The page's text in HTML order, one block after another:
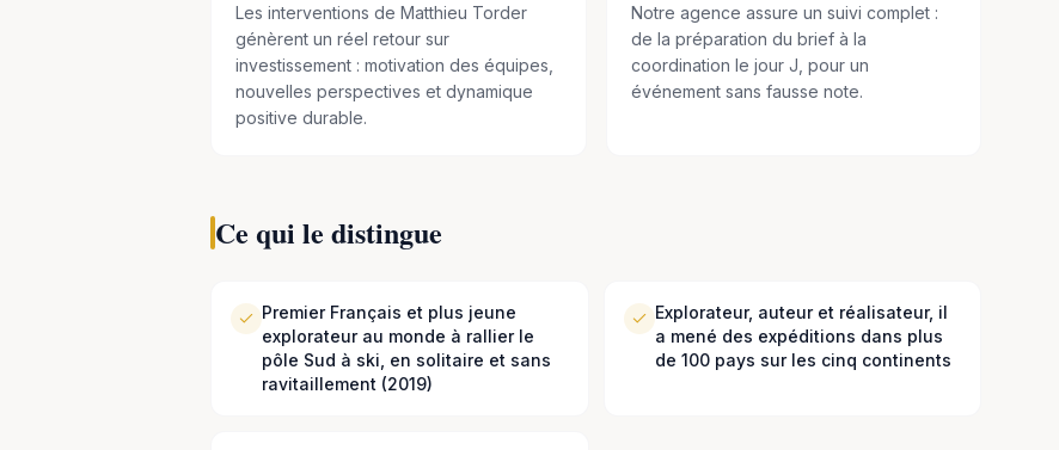
Les interventions de Matthieu Torder
génèrent un réel retour sur
investissement : motivation des équipes,
nouvelles perspectives et dynamique
positive durable.
Notre agence assure un suivi complet :
de la préparation du brief à la
coordination le jour J, pour un
événement sans fausse note.
Ce qui le distingue
Premier Français et plus jeune
explorateur au monde à rallier le
pôle Sud à ski, en solitaire et sans
ravitaillement (2019)
Explorateur, auteur et réalisateur, il
a mené des expéditions dans plus
de 100 pays sur les cinq continents